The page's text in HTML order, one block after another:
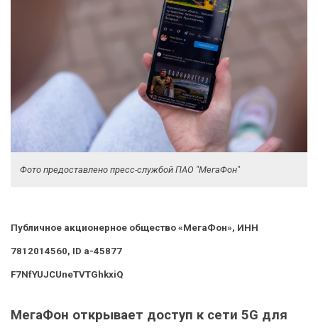
Фото предоставлено пресс-службой ПАО "МегаФон"
Публичное акционерное общество «МегаФон», ИНН
7812014560, ID a-45877
F7NfYUJCUneTVTGhkxiQ
МегаФон открывает доступ к сети 5G для